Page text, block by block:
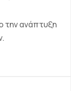
την ανάπτυξη